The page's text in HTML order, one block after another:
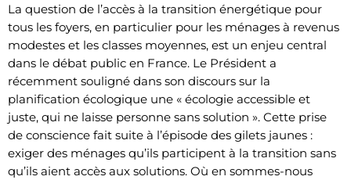
La question de l’accès à la transition énergétique pour
tous les foyers, en particulier pour les ménages à revenus
modestes et les classes moyennes, est un enjeu central
dans le débat public en France. Le Président a
récemment souligné dans son discours sur la
planification écologique une « écologie accessible et
juste, qui ne laisse personne sans solution ». Cette prise
de conscience fait suite à l’épisode des gilets jaunes :
exiger des ménages qu’ils participent à la transition sans
qu’ils aient accès aux solutions. Où en sommes-nous